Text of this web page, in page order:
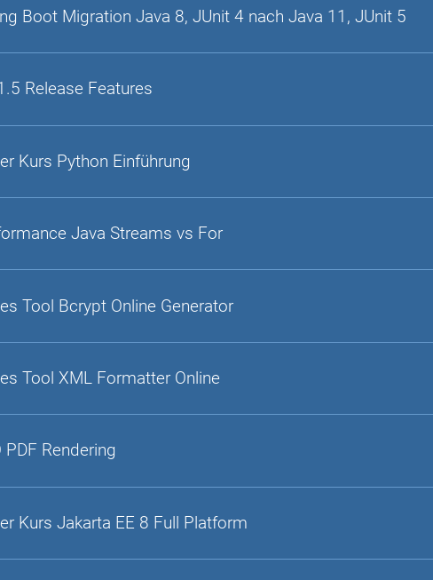
Boot Migration Java 8, JUnit 4 nach Java 11, JUnit 5
Release Features
Kurs Python Einführung
Java Streams vs For
Tool Bcrypt Online Generator
Tool XML Formatter Online
PDF Rendering
Kurs Jakarta EE 8 Full Platform